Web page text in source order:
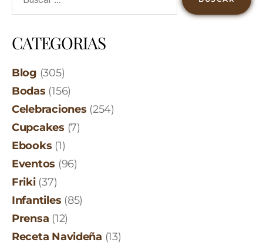
CATEGORIAS
Blog (305)
Bodas (156)
Celebraciones (254)
Cupcakes (7)
Ebooks (1)
Eventos (96)
Friki(37)
Infantiles (85)
Prensa (12)
Receta Navideña (13)